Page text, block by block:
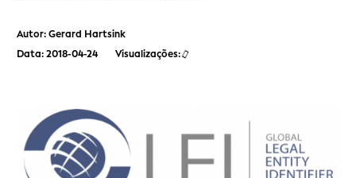
Autor: Gerard Hartsink
Data: 2018-04-24
Visualizações: